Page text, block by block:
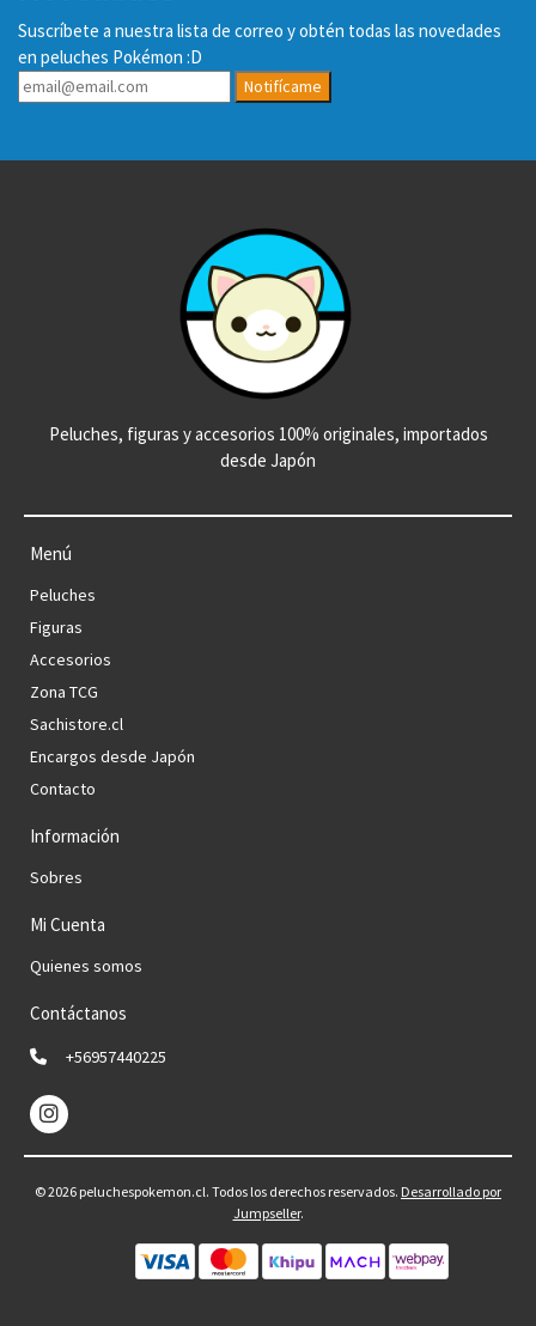
Suscríbete a nuestra lista de correo y obtén todas las novedades
en peluches Pokémon :D
Notifícame
Peluches, figuras y accesorios 100% originales, importados
desde Japón
Menú
Peluches
Figuras
Accesorios
Zona TCG
Sachistore.cl
Encargos desde Japón
Contacto
Información
Sobres
Mi Cuenta
Quienes somos
Contáctanos
+56957440225
© 2026 peluchespokemon.cl. Todos los derechos reservados. Desarrollado por
Jumpseller.